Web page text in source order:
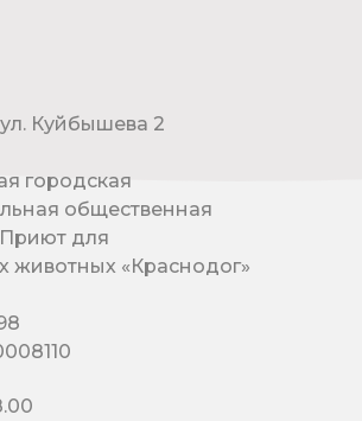
Куйбышева 2
городская
общественная
для
животных «Краснодог»